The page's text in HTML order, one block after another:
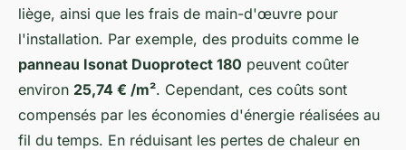
liège, ainsi que les frais de main-d'œuvre pour
l'installation. Par exemple, des produits comme le
panneau Isonat Duoprotect 180 peuvent coûter
environ 25,74 € /m². Cependant, ces coûts sont
compensés par les économies d'énergie réalisées au
fil du temps. En réduisant les pertes de chaleur en